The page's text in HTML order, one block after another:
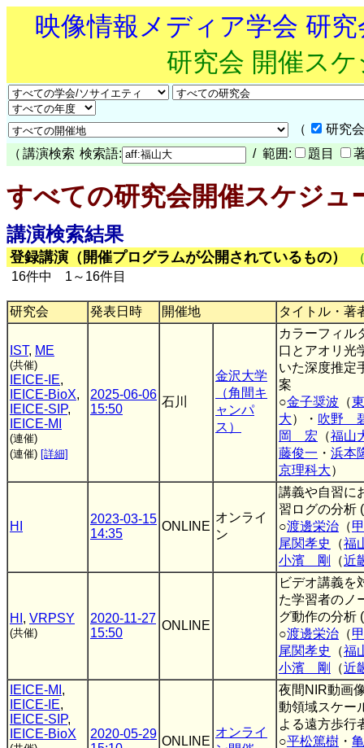
映像情報メディア学会 研
研究会 開催ス
（
研究
（ 講演検索 検索語: / 範囲: 題目
すべての研究会開催スケジュ
講演検索結果
登録講演（開催プログラムが公開されているもの）
16件中 1～16件目
研究会 発表日時 開催地 タイトル・著
IST, ME
(共催)
IEICE-IE,
IEICE-BioX,
IEICE-SIP,
IEICE-MI
(連催)
(連催) [詳細]
2025-06-06
15:50
石川
金沢大学
（角間キ
ャンパ
ス）
カラーフィル
口とアオリ光
いた深度推定
案
○金子奨波 （
大）・ 吹野
岡 宏 （福山
藤俊一 ・ 浜本
京理科大）
HI
2023-03-15
14:35
ONLINE
オンライ
ン
講義や自習に
習ログの分析
○渡邊栄治 （
尾関孝史
（福
小濱 剛
（近
HI , VRPSY
(共催)
2020-11-27
15:50
ONLINE
ビデオ講義を
た学習者のノ
グ動作の分析
○渡邊栄治 （
尾関孝史
（福
小濱 剛
（近
IEICE-MI ,
IEICE-IE,
IEICE-SIP,
IEICE-BioX
2020-05-29
ONLINE
オンライ
夜間NIR動画
動領域スケー
よる遠方歩行
○平松篤樹 ・